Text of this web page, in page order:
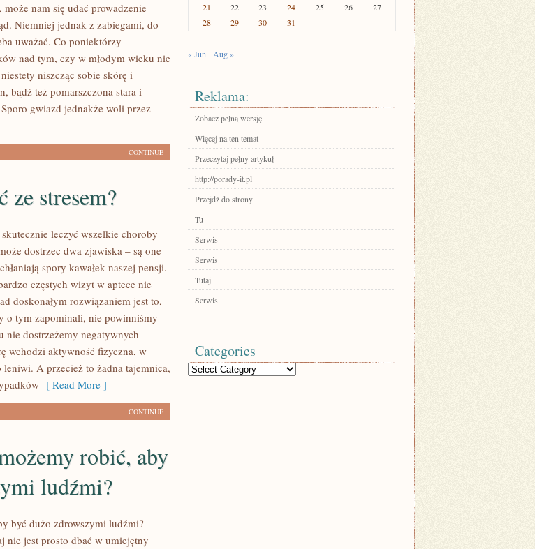
nam się udać prowadzenie
Niemniej jednak z zabiegami, do
uważać. Co poniektórzy
nad tym, czy w młodym wieku nie
niszcząc sobie skórę i
bądź też pomarszczona stara i
gwiazd jednakże woli przez
CONTINUE
ze stresem?
leczyć wszelkie choroby
dostrzec dwa zjawiska – są one
spory kawałek naszej pensji.
częstych wizyt w aptece nie
doskonałym rozwiązaniem jest to,
o tym zapominali, nie powinniśmy
nie dostrzeżemy negatywnych
wchodzi aktywność fizyczna, w
A przecież to żadna tajemnica,
[ Read More ]
CONTINUE
robić, aby
ludźmi?
być dużo zdrowszymi ludźmi?
nie jest prosto dbać w umiejętny
21
22 23 24 25 26
27
28
29 30 31
« Jun Aug »
Reklama:
Zobacz pełną wersję
Więcej na ten temat
Przeczytaj pełny artykuł
http://porady-it.pl
Przejdź do strony
Tu
Serwis
Serwis
Tutaj
Serwis
Categories
Categories